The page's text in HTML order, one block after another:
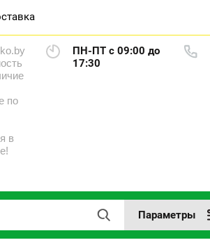
по
в
ПН-ПТ с 09:00 до
17:30
Параметры